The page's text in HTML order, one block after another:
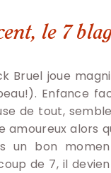
le 7
Bruel joue
Enfance
de tout,
amoureux alors
un bon
de 7, il